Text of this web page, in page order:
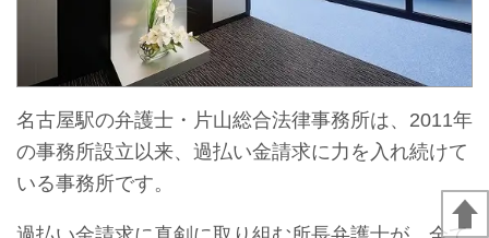
名古屋駅の弁護士・片山総合法律事務所は、2011年
の事務所設立以来、過払い金請求に力を入れ続けて
いる事務所です。